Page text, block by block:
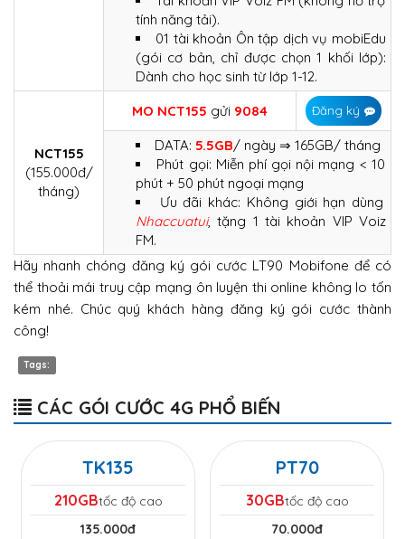
tính năng tải).
01 tài khoản Ôn tập dịch vụ mobiEdu
(gói cơ bản, chỉ được chọn 1 khối lớp):
Dành cho học sinh từ lớp 1-12.
NCT155
(155.000đ/
tháng)
MO NCT155 gửi 9084 Đăng ký
DATA: 5.5GB/ ngày ⇒ 165GB/ tháng
Phút gọi: Miễn phí gọi nội mạng < 10
phút + 50 phút ngoại mạng
Ưu đãi khác: Không giới hạn dùng
Nhaccuatui, tặng 1 tài khoản VIP Voiz
FM.
Hãy nhanh chóng đăng ký gói cước LT90 Mobifone để có
thể thoải mái truy cập mạng ôn luyện thi online không lo tốn
kém nhé. Chúc quý khách hàng đăng ký gói cước thành
công!
Tags:
CÁC GÓI CƯỚC 4G PHỔ BIẾN
TK135
210GBtốc độ cao
135.000đ
PT70
30GBtốc độ cao
70.000đ